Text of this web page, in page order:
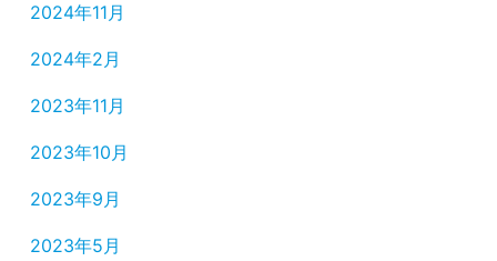
2024年11月
2024年2月
2023年11月
2023年10月
2023年9月
2023年5月